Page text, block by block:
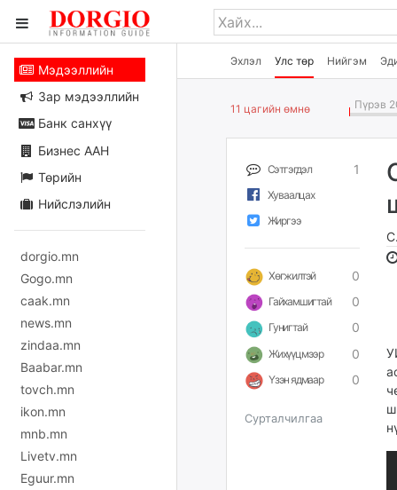
Эхлэл Улс төр Нийгэм
Мэдээллийн
Зар мэдээллийн
Банк санхүү
Бизнес ААН
Төрийн
Нийслэлийн
dorgio.mn
Gogo.mn
caak.mn
news.mn
zindaa.mn
Baabar.mn
tovch.mn
ikon.mn
mnb.mn
Livetv.mn
Eguur.mn
11 цагийн өмнө Пүрэв
Сэтгэгдэл 1
Хуваалцах
Жиргээ
Хөгжилтэй 0
Гайхамшигтай 0
Гунигтай 0
Жихүүцмээр 0
Үзэн ядмаар 0
Сурталчилгаа